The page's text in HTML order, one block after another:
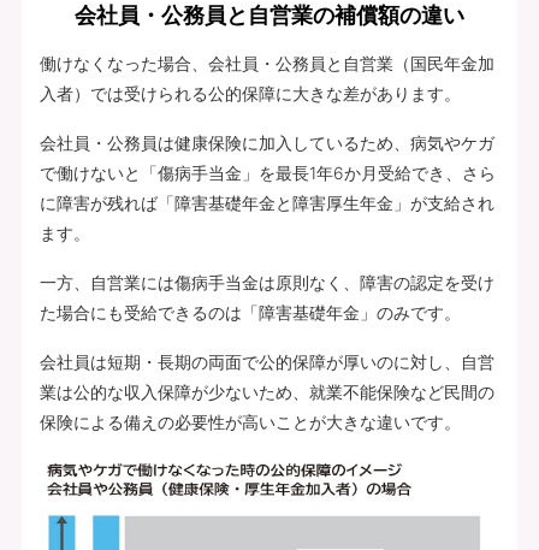
会社員・公務員と自営業の補償額の違い
働けなくなった場合、会社員・公務員と自営業（国民年金加
入者）では受けられる公的保障に大きな差があります。
会社員・公務員は健康保険に加入しているため、病気やケガ
で働けないと「傷病手当金」を最長1年6か月受給でき、さら
に障害が残れば「障害基礎年金と障害厚生年金」が支給され
ます。
一方、自営業には傷病手当金は原則なく、障害の認定を受け
た場合にも受給できるのは「障害基礎年金」のみです。
会社員は短期・長期の両面で公的保障が厚いのに対し、自営
業は公的な収入保障が少ないため、就業不能保険など民間の
保険による備えの必要性が高いことが大きな違いです。